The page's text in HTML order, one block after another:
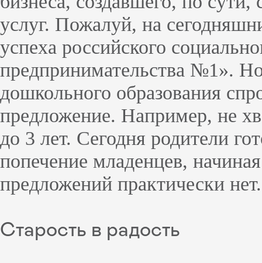
услуг. Пожалуй, на
успеха российского
предпринимательства №1».
дошкольного образования
предложение. Например, не
до 3 лет. Сегодня родители
попечение младенцев,
предложений практически нет.
Старость в радость